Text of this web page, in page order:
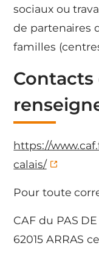
sociaux ou
de partenaires
familles
Contacts
https://
calais/
Pour toute
CAF du PAS
62015 ARRAS